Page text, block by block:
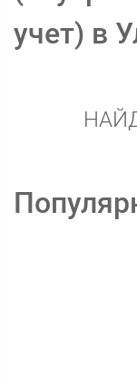
учет) в